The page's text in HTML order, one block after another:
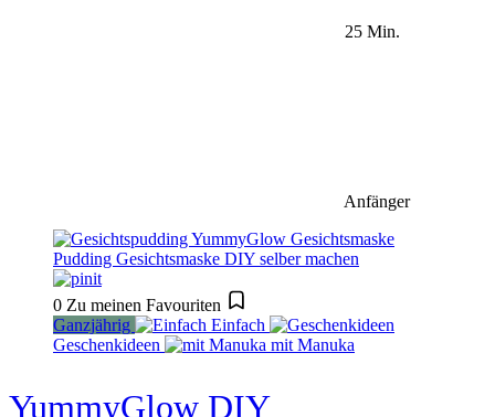
25 Min.
Anfänger
0 Zu meinen Favouriten
Ganzjährig
Einfach
Geschenkideen
mit Manuka
YummyGlow DIY